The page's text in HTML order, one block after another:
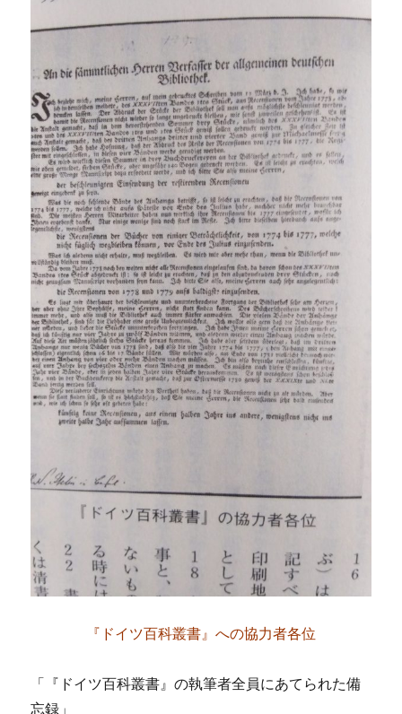
『ドイツ百科叢書』への協力者各位
「『ドイツ百科叢書』の執筆者全員にあてられた備
忘録」